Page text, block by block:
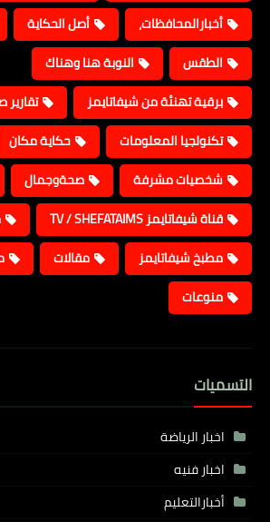
أخبارالمحافظات،
أصل الحكاية
الطقس
النوبة هنا وهناك
برقية تهنئة من شيفاتايمز
تكنولجيا المعلومات
حكاية مكان
شخصيات مشرفة
صحةوجمال
قناة شيفاتايمز TV / SHEFATAIMS
مطبخ شيفاتايمز
مقالات
منوعات
التسميات
اخبار الرياضة
اخبار فنيه
أخبارالتعليم